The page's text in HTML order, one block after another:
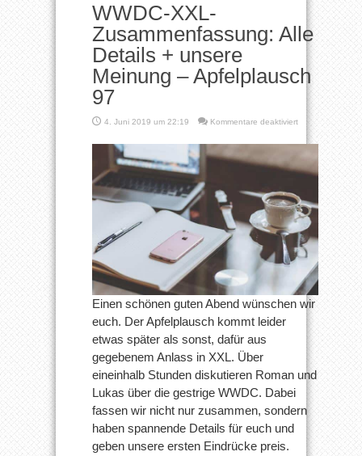
WWDC-XXL-
Zusammenfassung: Alle
Details + unsere
Meinung – Apfelplausch
97
4. Juni 2019 um 22:19 Kommentare deaktiviertfür
XXL-
Alle
Details
+
unsere
Meinung
–
Apfelplausch
97
Einen schönen guten Abend wünschen wir
euch. Der Apfelplausch kommt leider
etwas später als sonst, dafür aus
gegebenem Anlass in XXL. Über
eineinhalb Stunden diskutieren Roman und
Lukas über die gestrige WWDC. Dabei
fassen wir nicht nur zusammen, sondern
haben spannende Details für euch und
geben unsere ersten Eindrücke preis.